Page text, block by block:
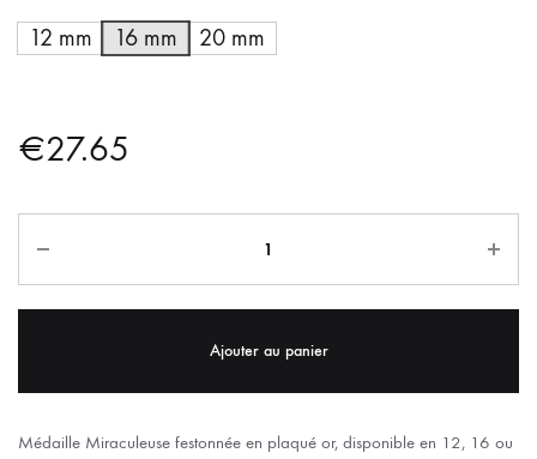
12 mm
16 mm 20 mm
€27.65
Ajouter au panier
Médaille Miraculeuse festonnée en plaqué or, disponible en 12, 16 ou